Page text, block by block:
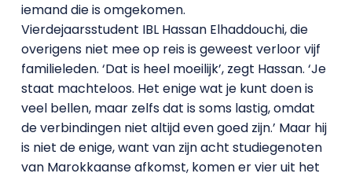
iemand die is omgekomen.
Vierdejaarsstudent IBL Hassan Elhaddouchi, die
overigens niet mee op reis is geweest verloor vijf
familieleden. ‘Dat is heel moeilijk’, zegt Hassan. ‘Je
staat machteloos. Het enige wat je kunt doen is
veel bellen, maar zelfs dat is soms lastig, omdat
de verbindingen niet altijd even goed zijn.’ Maar hij
is niet de enige, want van zijn acht studiegenoten
van Marokkaanse afkomst, komen er vier uit het